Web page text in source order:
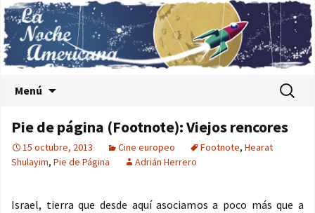
Menú Buscar:
Pie de página (Footnote): Viejos rencores
15 octubre, 2013 Cine europeo Footnote, Hearat
Shulayim, Pie de Página Adrián Herrero
Israel, tierra que desde aquí asociamos a poco más que a